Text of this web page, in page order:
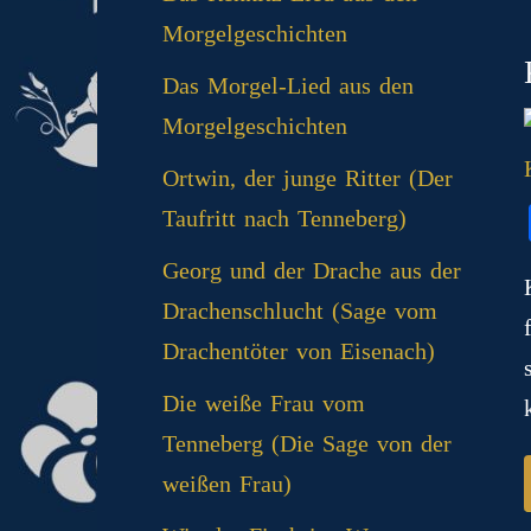
Morgelgeschichten
Das Morgel-Lied aus den
Morgelgeschichten
Ortwin, der junge Ritter (Der
Taufritt nach Tenneberg)
Georg und der Drache aus der
Drachenschlucht (Sage vom
Drachentöter von Eisenach)
Die weiße Frau vom
Tenneberg (Die Sage von der
weißen Frau)